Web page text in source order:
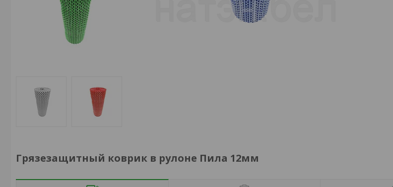
Грязезащитный коврик в рулоне Пила 12мм